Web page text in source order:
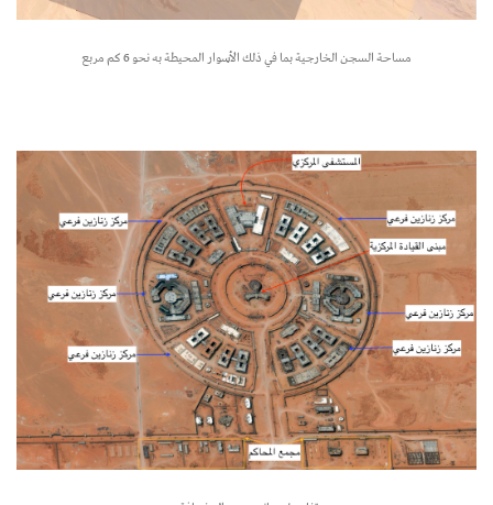
مساحة السجن الخارجية بما في ذلك الأسوار المحيطة به نحو 6 كم مربع